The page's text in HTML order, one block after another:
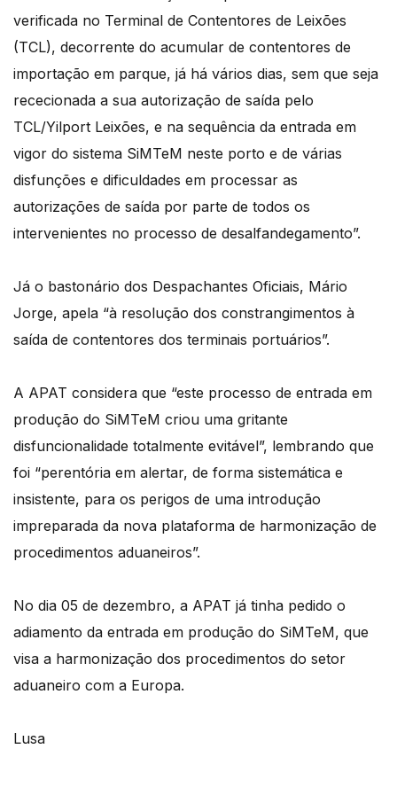
verificada no Terminal de Contentores de Leixões
(TCL), decorrente do acumular de contentores de
importação em parque, já há vários dias, sem que seja
rececionada a sua autorização de saída pelo
TCL/Yilport Leixões, e na sequência da entrada em
vigor do sistema SiMTeM neste porto e de várias
disfunções e dificuldades em processar as
autorizações de saída por parte de todos os
intervenientes no processo de desalfandegamento”.
Já o bastonário dos Despachantes Oficiais, Mário
Jorge, apela “à resolução dos constrangimentos à
saída de contentores dos terminais portuários”.
A APAT considera que “este processo de entrada em
produção do SiMTeM criou uma gritante
disfuncionalidade totalmente evitável”, lembrando que
foi “perentória em alertar, de forma sistemática e
insistente, para os perigos de uma introdução
impreparada da nova plataforma de harmonização de
procedimentos aduaneiros”.
No dia 05 de dezembro, a APAT já tinha pedido o
adiamento da entrada em produção do SiMTeM, que
visa a harmonização dos procedimentos do setor
aduaneiro com a Europa.
Lusa